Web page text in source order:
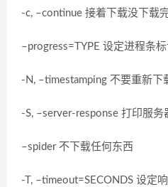
-c, –continue 接着下载没下载
–progress=TYPE 设定进程条
-N, –timestamping 不要重新下
-S, –server-response 打印服务
–spider 不下载任何东西
-T, –timeout=SECONDS 设定